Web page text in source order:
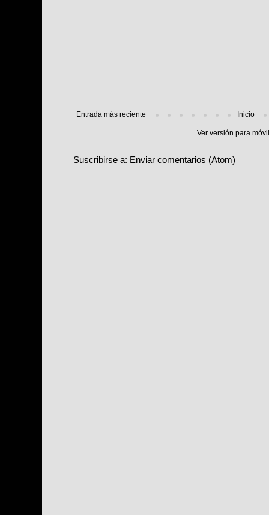
Entrada más reciente Inicio
Ver versión para
Suscribirse a: Enviar comentarios (Atom)